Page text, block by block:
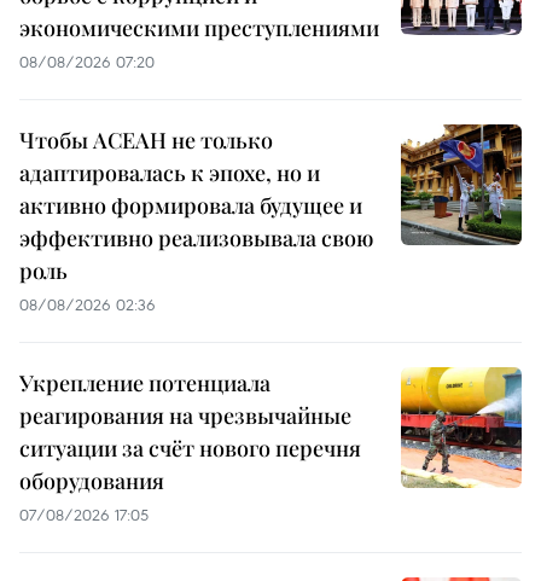
экономическими преступлениями
08/08/2026 07:20
Чтобы АСЕАН не только
адаптировалась к эпохе, но и
активно формировала будущее и
эффективно реализовывала свою
роль
08/08/2026 02:36
Укрепление потенциала
реагирования на чрезвычайные
ситуации за счёт нового перечня
оборудования
07/08/2026 17:05